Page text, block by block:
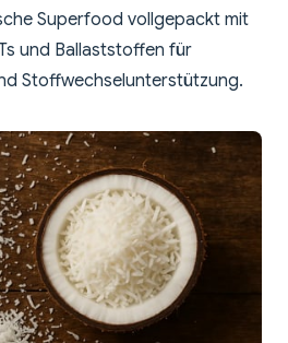
Superfood vollgepackt mit
und Ballaststoffen für
Stoffwechselunterstützung.